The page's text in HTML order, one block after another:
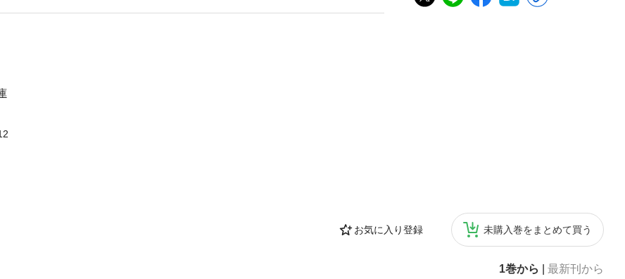
お気に入り登録 未購入巻をまとめて買う
1巻から 最新刊から